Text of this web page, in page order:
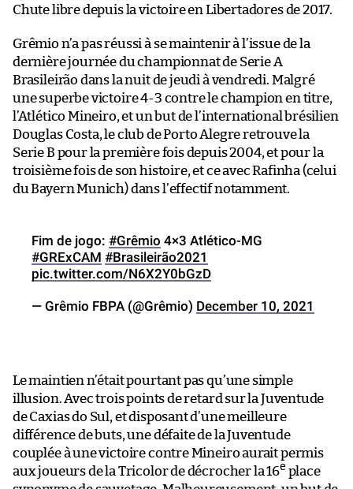
Chute libre depuis la victoire en Libertadores de 2017.
Grêmio n’a pas réussi à se maintenir à l’issue de la
dernière journée du championnat de Serie A
Brasileirão dans la nuit de jeudi à vendredi. Malgré
une superbe victoire 4-3 contre le champion en titre,
l’Atlético Mineiro, et un but de l’international brésilien
Douglas Costa, le club de Porto Alegre retrouve la
Serie B pour la première fois depuis 2004, et pour la
troisième fois de son histoire, et ce avec Rafinha (celui
du Bayern Munich) dans l’effectif notamment.
Fim de jogo: #Grêmio 4×3 Atlético-MG
#GRExCAM #Brasileirão2021
pic.twitter.com/N6X2Y0bGzD
— Grêmio FBPA (@Grêmio) December 10, 2021
Le maintien n’était pourtant pas qu’une simple
illusion. Avec trois points de retard sur la Juventude
de Caxias do Sul, et disposant d’une meilleure
différence de buts, une défaite de la Juventude
couplée à une victoire contre Mineiro aurait permis
aux joueurs de la Tricolor de décrocher la 16e place